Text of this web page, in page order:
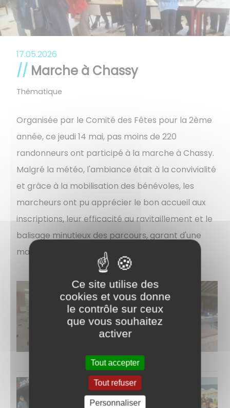
17.05.2026
Marche à Chassy
Thématique
Organisée par le Comité des Fêtes pour la 2ème
année, ce jeudi 14 mai, pas moins de 220
randonneurs ont participé à la marche à Chassy.
Malgré la météo, l'ambiance était à la convivialité
et grâce à la mobilisation des bénévoles, les
marcheurs ont pu apprécier le bon accueil aux
inscriptions, leur efficacité au ravitaillement et le
balisage minutieux des parcours, garant d'une
marche sereine.
Ce site utilise des
cookies et vous donne
le contrôle sur ceux
que vous souhaitez
activer
Tout accepter
Tout refuser
Personnaliser